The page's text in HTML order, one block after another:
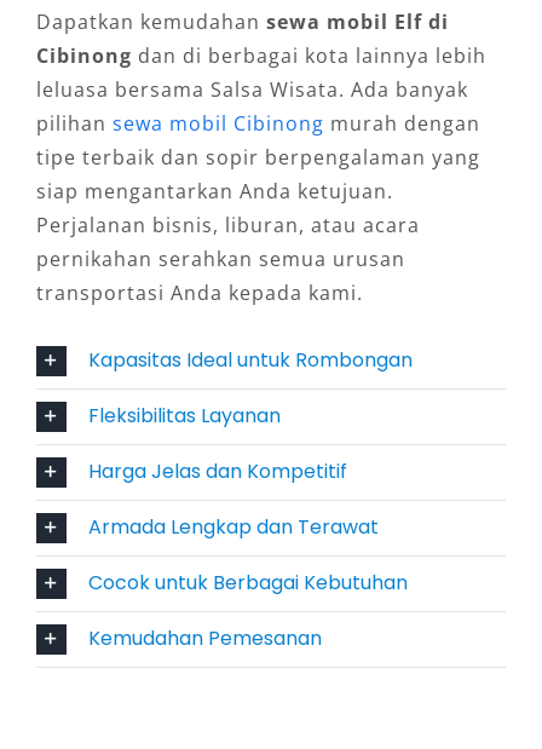
pelanggan menyesuaikan layanan dengan
agenda perjalanan.
5. Solusi Transportasi Wisata Cibinong
Cibinong dikenal memiliki beragam destinasi
menarik. Dengan kendaraan wisata Cibinong
seperti Elf, rombongan bisa mengunjungi
tempat-tempat wisata, kuliner, hingga pusat
kendaraan. Elf pun sudah terbukti sebagai
pilihan andalan transportasi rombongan.
6. Mudah Diakses dan Terpercaya
Kini, menemukan layanan sewa Elf murah
Cibinong tidak lagi sulit. Armada tersedia
dengan kondisi terawat, jadwal fleksibel, serta
layanan profesional yang menjamin
kepercayaan pelanggan. Proses pemesanan
Dapatkan kemudahan sewa mobil Elf di
Cibinong dan di berbagai kota lainnya lebih
leluasa bersama Salsa Wisata. Ada banyak
pilihan sewa mobil Cibinong murah dengan
tipe terbaik dan sopir berpengalaman yang
siap mengantarkan Anda ketujuan.
Perjalanan bisnis, liburan, atau acara
pernikahan serahkan semua urusan
transportasi Anda kepada kami.
Kapasitas Ideal untuk Rombongan
Fleksibilitas Layanan
Harga Jelas dan Kompetitif
Armada Lengkap dan Terawat
Cocok untuk Berbagai Kebutuhan
Kemudahan Pemesanan